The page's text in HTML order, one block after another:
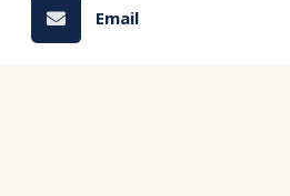
Email